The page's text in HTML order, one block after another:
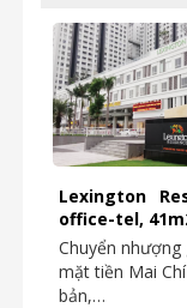
Lexington
office-tel,
Chuyển
mặt tiền Mai
bản,…